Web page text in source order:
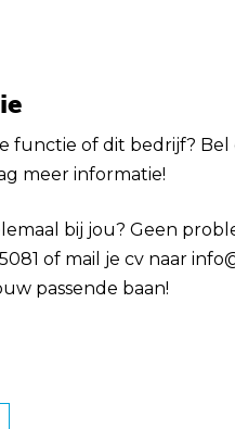
functie of dit bedrijf? Bel
meer informatie!
bij jou? Geen
of mail je cv naar
passende baan!